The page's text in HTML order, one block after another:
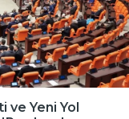
ve Yeni Yol